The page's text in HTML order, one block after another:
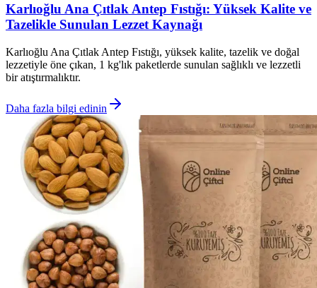
Karlıoğlu Ana Çıtlak Antep Fıstığı: Yüksek Kalite ve
Tazelikle Sunulan Lezzet Kaynağı
Karlıoğlu Ana Çıtlak Antep Fıstığı, yüksek kalite, tazelik ve doğal
lezzetiyle öne çıkan, 1 kg'lık paketlerde sunulan sağlıklı ve lezzetli
bir atıştırmalıktır.
Daha fazla bilgi edinin